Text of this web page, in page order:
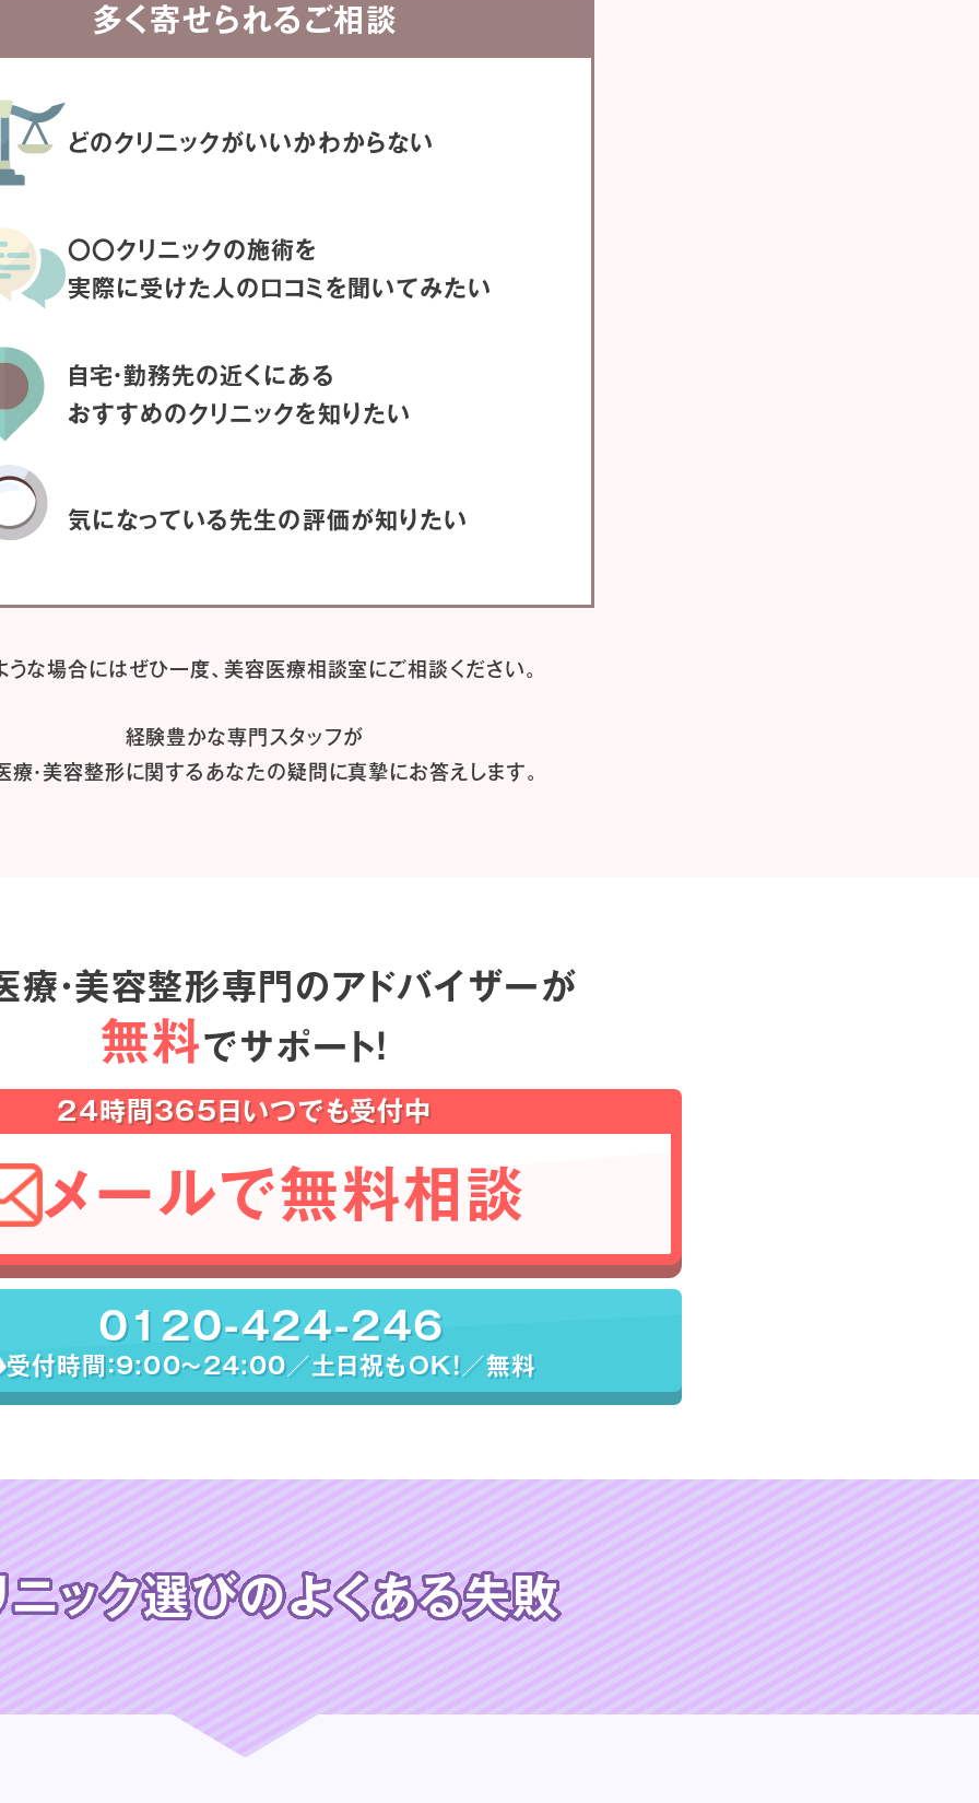
多く寄せられるご相談
どのクリニックがいいかわからない
〇〇クリニックの施術を
実際に受けた人の口コミを聞いてみたい
自宅・勤務先の近くにある
おすすめのクリニックを知りたい
気になっている先生の評価が知りたい
うな場合にはぜひ一度、美容医療相談室にご相談ください。
経験豊かな専門スタッフが
療・美容整形に関するあなたの疑問に真摯にお答えします。
療・美容整形専門のアドバイザーが
無料でサポート！
24時間365日いつでも受付中
メールで無料相談
0120-424-246
受付時間：9:00〜24:00／土日祝もOK！／無料
ニック選びのよくある失敗